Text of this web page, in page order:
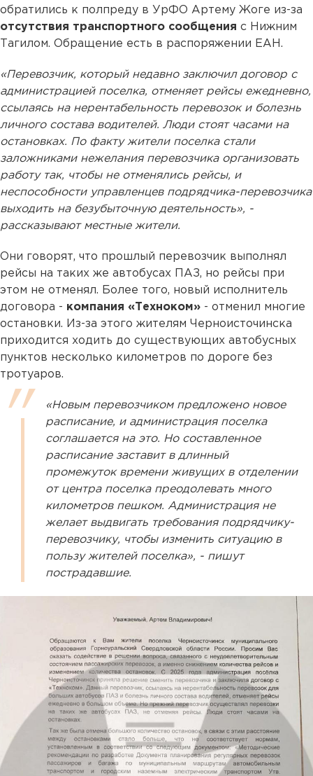
обратились к полпреду в УрФО Артему Жоге из-за
отсутствия транспортного сообщения с Нижним
Тагилом. Обращение есть в распоряжении ЕАН.
«Перевозчик, который недавно заключил договор с
администрацией поселка, отменяет рейсы ежедневно,
ссылаясь на нерентабельность перевозок и болезнь
личного состава водителей. Люди стоят часами на
остановках. По факту жители поселка стали
заложниками нежелания перевозчика организовать
работу так, чтобы не отменялись рейсы, и
неспособности управленцев подрядчика-перевозчика
выходить на безубыточную деятельность», -
рассказывают местные жители.
Они говорят, что прошлый перевозчик выполнял
рейсы на таких же автобусах ПАЗ, но рейсы при
этом не отменял. Более того, новый исполнитель
договора - компания «Техноком» - отменил многие
остановки. Из-за этого жителям Черноисточинска
приходится ходить до существующих автобусных
пунктов несколько километров по дороге без
тротуаров.
«Новым перевозчиком предложено новое
расписание, и администрация поселка
соглашается на это. Но составленное
расписание заставит в длинный
промежуток времени живущих в отделении
от центра поселка преодолевать много
километров пешком. Администрация не
желает выдвигать требования подрядчику-
перевозчику, чтобы изменить ситуацию в
пользу жителей поселка», - пишут
пострадавшие.